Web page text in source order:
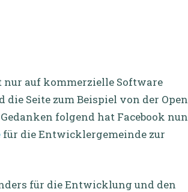
nur auf kommerzielle Software
Seite zum Beispiel von der Open
folgend hat Facebook nun
für die Entwicklergemeinde zur
für die Entwicklung und den